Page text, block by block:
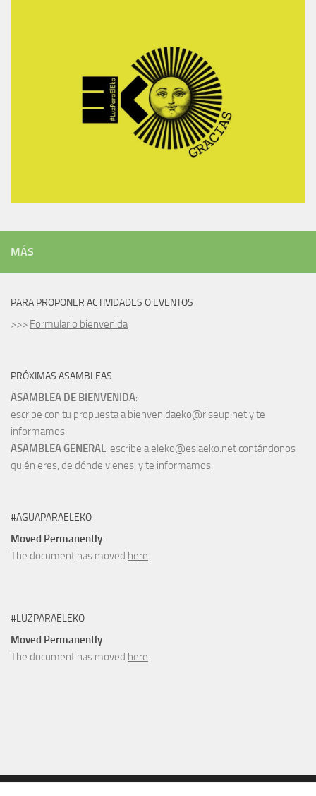
MÁS
PARA PROPONER ACTIVIDADES O EVENTOS
>>> Formulario bienvenida
PRÓXIMAS ASAMBLEAS
ASAMBLEA DE BIENVENIDA:
escribe con tu propuesta a bienvenidaeko@riseup.net y te
informamos.
ASAMBLEA GENERAL: escribe a eleko@eslaeko.net contándonos
quién eres, de dónde vienes, y te informamos.
#AGUAPARAELEKO
Moved Permanently
The document has moved here.
#LUZPARAELEKO
Moved Permanently
The document has moved here.